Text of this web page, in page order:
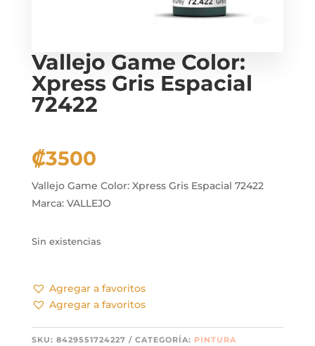
Vallejo Game Color:
Xpress Gris Espacial
72422
₡3500
Vallejo Game Color: Xpress Gris Espacial 72422
Marca: VALLEJO
Sin existencias
Agregar a favoritos
Agregar a favoritos
SKU: 8429551724227 CATEGORÍA: PINTURA